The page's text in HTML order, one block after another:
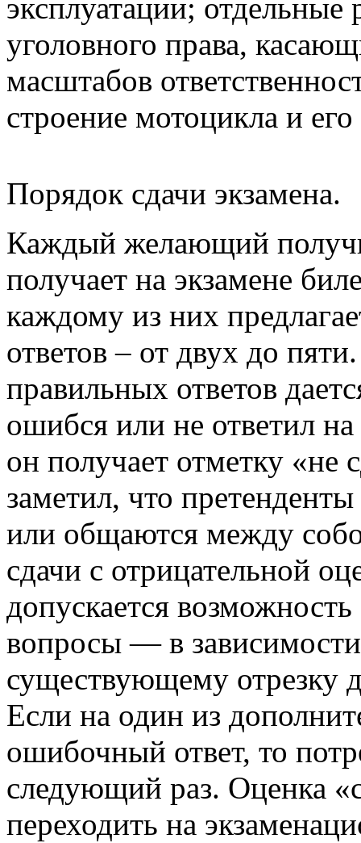
эксплуатации;
уголовного права,
масштабов
строение мотоцикла и
Порядок сдачи экзамена.
Каждый желающий
получает на экзамене
каждому из них
ответов – от двух до
правильных ответов
ошибся или не ответил
он получает отметку «не
заметил, что
или общаются между
сдачи с отрицательной
допускается
вопросы — в зависимости
существующему отрезку
Если на один из
ошибочный ответ, то
следующий раз. Оценка
переходить на